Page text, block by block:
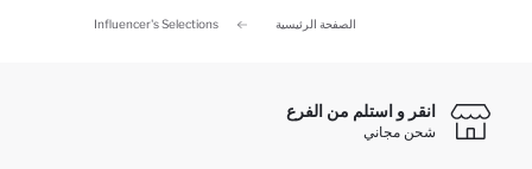
الصفحة الرئيسية Influencer's Selections
انقر و استلم من الفرع
شحن مجاني